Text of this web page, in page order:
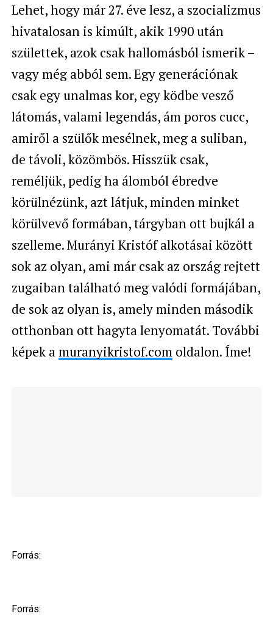
Lehet, hogy már 27. éve lesz, a szocializmus
hivatalosan is kimúlt, akik 1990 után
születtek, azok csak hallomásból ismerik –
vagy még abból sem. Egy generációnak
csak egy unalmas kor, egy ködbe vesző
látomás, valami legendás, ám poros cucc,
amiről a szülők mesélnek, meg a suliban,
de távoli, közömbös. Hisszük csak,
reméljük, pedig ha álomból ébredve
körülnézünk, azt látjuk, minden minket
körülvevő formában, tárgyban ott bujkál a
szelleme. Murányi Kristóf alkotásai között
sok az olyan, ami már csak az ország rejtett
zugaiban található meg valódi formájában,
de sok az olyan is, amely minden második
otthonban ott hagyta lenyomatát. További
képek amuranyikristof.comoldalon. Íme!
Forrás:
Forrás: